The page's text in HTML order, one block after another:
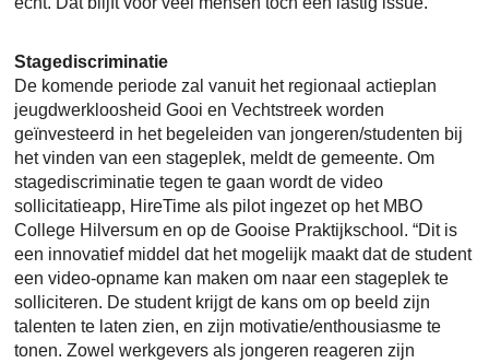
Stagediscriminatie
De komende periode zal vanuit het regionaal actieplan
jeugdwerkloosheid Gooi en Vechtstreek worden
geïnvesteerd in het begeleiden van jongeren/studenten bij
het vinden van een stageplek, meldt de gemeente. Om
stagediscriminatie tegen te gaan wordt de video
sollicitatieapp, HireTime als pilot ingezet op het MBO
College Hilversum en op de Gooise Praktijkschool. “Dit is
een innovatief middel dat het mogelijk maakt dat de student
een video-opname kan maken om naar een stageplek te
solliciteren. De student krijgt de kans om op beeld zijn
talenten te laten zien, en zijn motivatie/enthousiasme te
tonen. Zowel werkgevers als jongeren reageren zijn